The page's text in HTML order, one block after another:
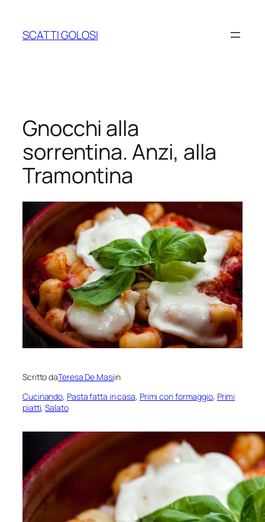
contenuto
SCATTI GOLOSI
Gnocchi alla
sorrentina. Anzi, alla
Tramontina
Scritto daTeresa De Masiin
Cucinando, Pasta fatta in casa, Primi con formaggio, Primi
piatti, Salato